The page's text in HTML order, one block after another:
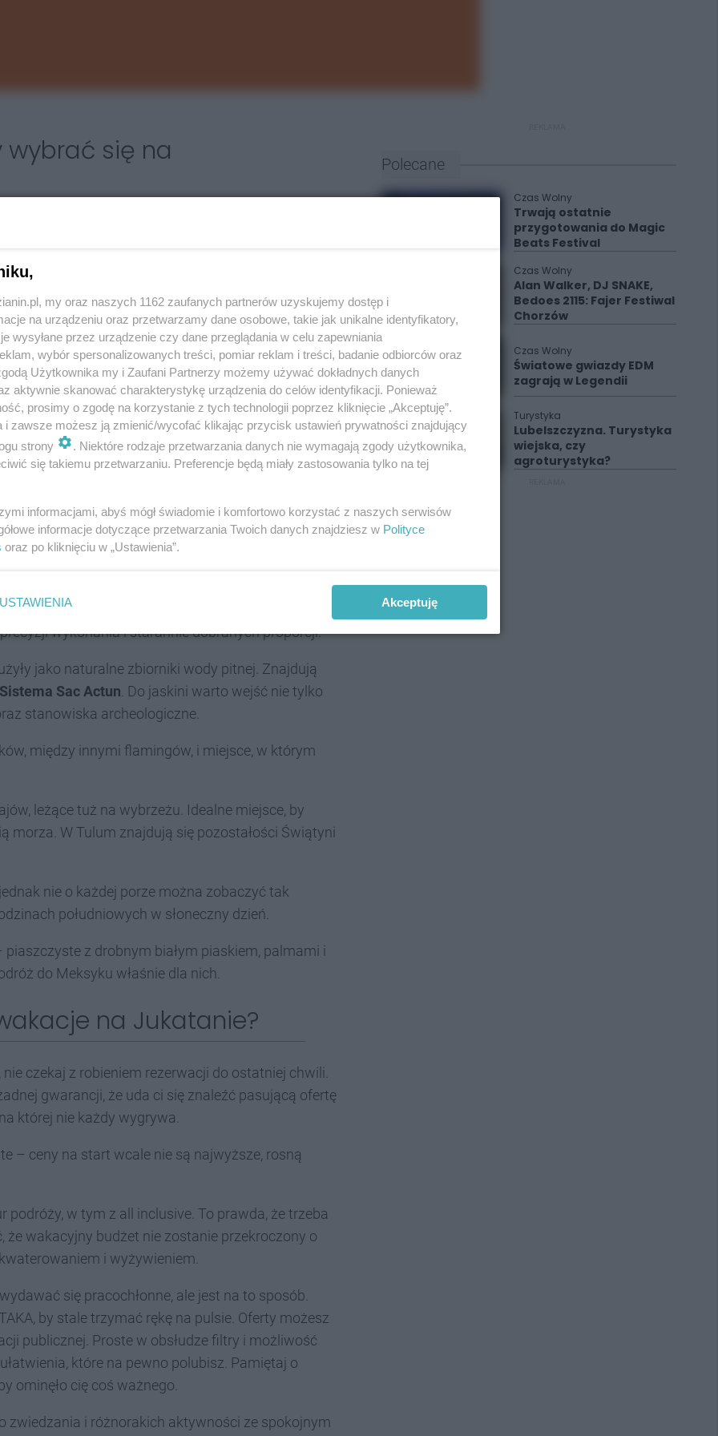
wybrać się na
Klimat podrównikowy wilgotny przez cały rok
o atrakcyjności pogody na Jukatanie decyduje nie
dlatego z planów urlopowych na Jukatanie
W miesiącach wakacyjnych temperatury są
się opady, to właśnie latem.
na zimę. Od listopada do marca można
mogą osiągać 30°C, w nocy zaś spadają o 10
.
atrakcje
a miejsc, wartych zobaczenia jest tyle, że
Na poniższą listę trafiły tylko najważniejsze:
jedną z częściej odwiedzanych atrakcji
wykonania i starannie dobranych proporcji.
jako naturalne zbiorniki wody pitnej. Znajdują
Sistema Sac Actun . Do jaskini warto wejść nie tylko
stanowiska archeologiczne.
między innymi flamingów, i miejsce, w którym
leżące tuż na wybrzeżu. Idealne miejsce, by
morza. W Tulum znajdują się pozostałości Świątyni
nie o każdej porze można zobaczyć tak
południowych w słoneczny dzień.
piaszczyste z drobnym białym piaskiem, palmami i
do Meksyku właśnie dla nich.
na Jukatanie?
czekaj z robieniem rezerwacji do ostatniej chwili.
gwarancji, że uda ci się znaleźć pasującą ofertę
której nie każdy wygrywa.
– ceny na start wcale nie są najwyższe, rosną
w tym z all inclusive. To prawda, że trzeba
że wakacyjny budżet nie zostanie przekroczony o
i wyżywieniem.
się pracochłonne, ale jest na to sposób.
by stale trzymać rękę na pulsie. Oferty możesz
publicznej. Proste w obsłudze filtry i możliwość
które na pewno polubisz. Pamiętaj o
ominęło cię coś ważnego.
zwiedzania i różnorakich aktywności ze spokojnym
Polecane
Czas Wolny
Trwają ostatnie
przygotowania do Magic
Beats Festival
Czas Wolny
Alan Walker, DJ SNAKE,
Bedoes 2115: Fajer Festiwal
Chorzów
Czas Wolny
Światowe gwiazdy EDM
zagrają w Legendii
Turystyka
Lubelszczyzna. Turystyka
wiejska, czy
agroturystyka?
my oraz naszych 1162 zaufanych partnerów uzyskujemy dostęp i
na urządzeniu oraz przetwarzamy dane osobowe, takie jak unikalne identyfikatory,
wysyłane przez urządzenie czy dane przeglądania w celu zapewniania
wybór spersonalizowanych treści, pomiar reklam i treści, badanie odbiorców oraz
Użytkownika my i Zaufani Partnerzy możemy używać dokładnych danych
aktywnie skanować charakterystykę urządzenia do celów identyfikacji. Ponieważ
prosimy o zgodę na korzystanie z tych technologii poprzez kliknięcie „Akceptuję”.
i zawsze możesz ją zmienić/wycofać klikając przycisk ustawień prywatności znajdujący
strony
. Niektóre rodzaje przetwarzania danych nie wymagają zgody użytkownika,
się takiemu przetwarzaniu. Preferencje będą miały zastosowania tylko na tej
informacjami, abyś mógł świadomie i komfortowo korzystać z naszych serwisów
informacje dotyczące przetwarzania Twoich danych znajdziesz w Polityce
oraz po kliknięciu w „Ustawienia”.
USTAWIENIA Akceptuję